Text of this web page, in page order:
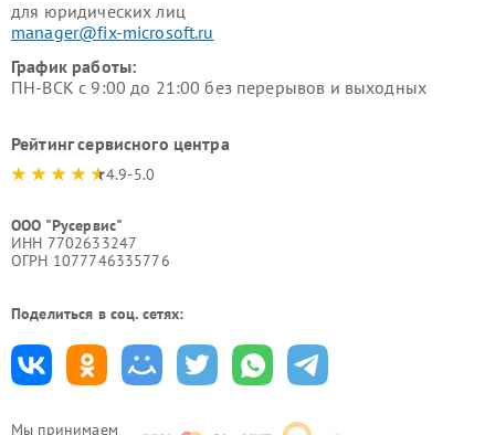
Мы принимаем
для юридических лиц
manager@fix-microsoft.ru
График работы:
ПН-ВСК с 9:00 до 21:00 без перерывов и выходных
Рейтинг сервисного центра
4.9-5.0
ООО "Русервис"
ИНН 7702633247
ОГРН 1077746335776
Поделиться в соц. сетях: